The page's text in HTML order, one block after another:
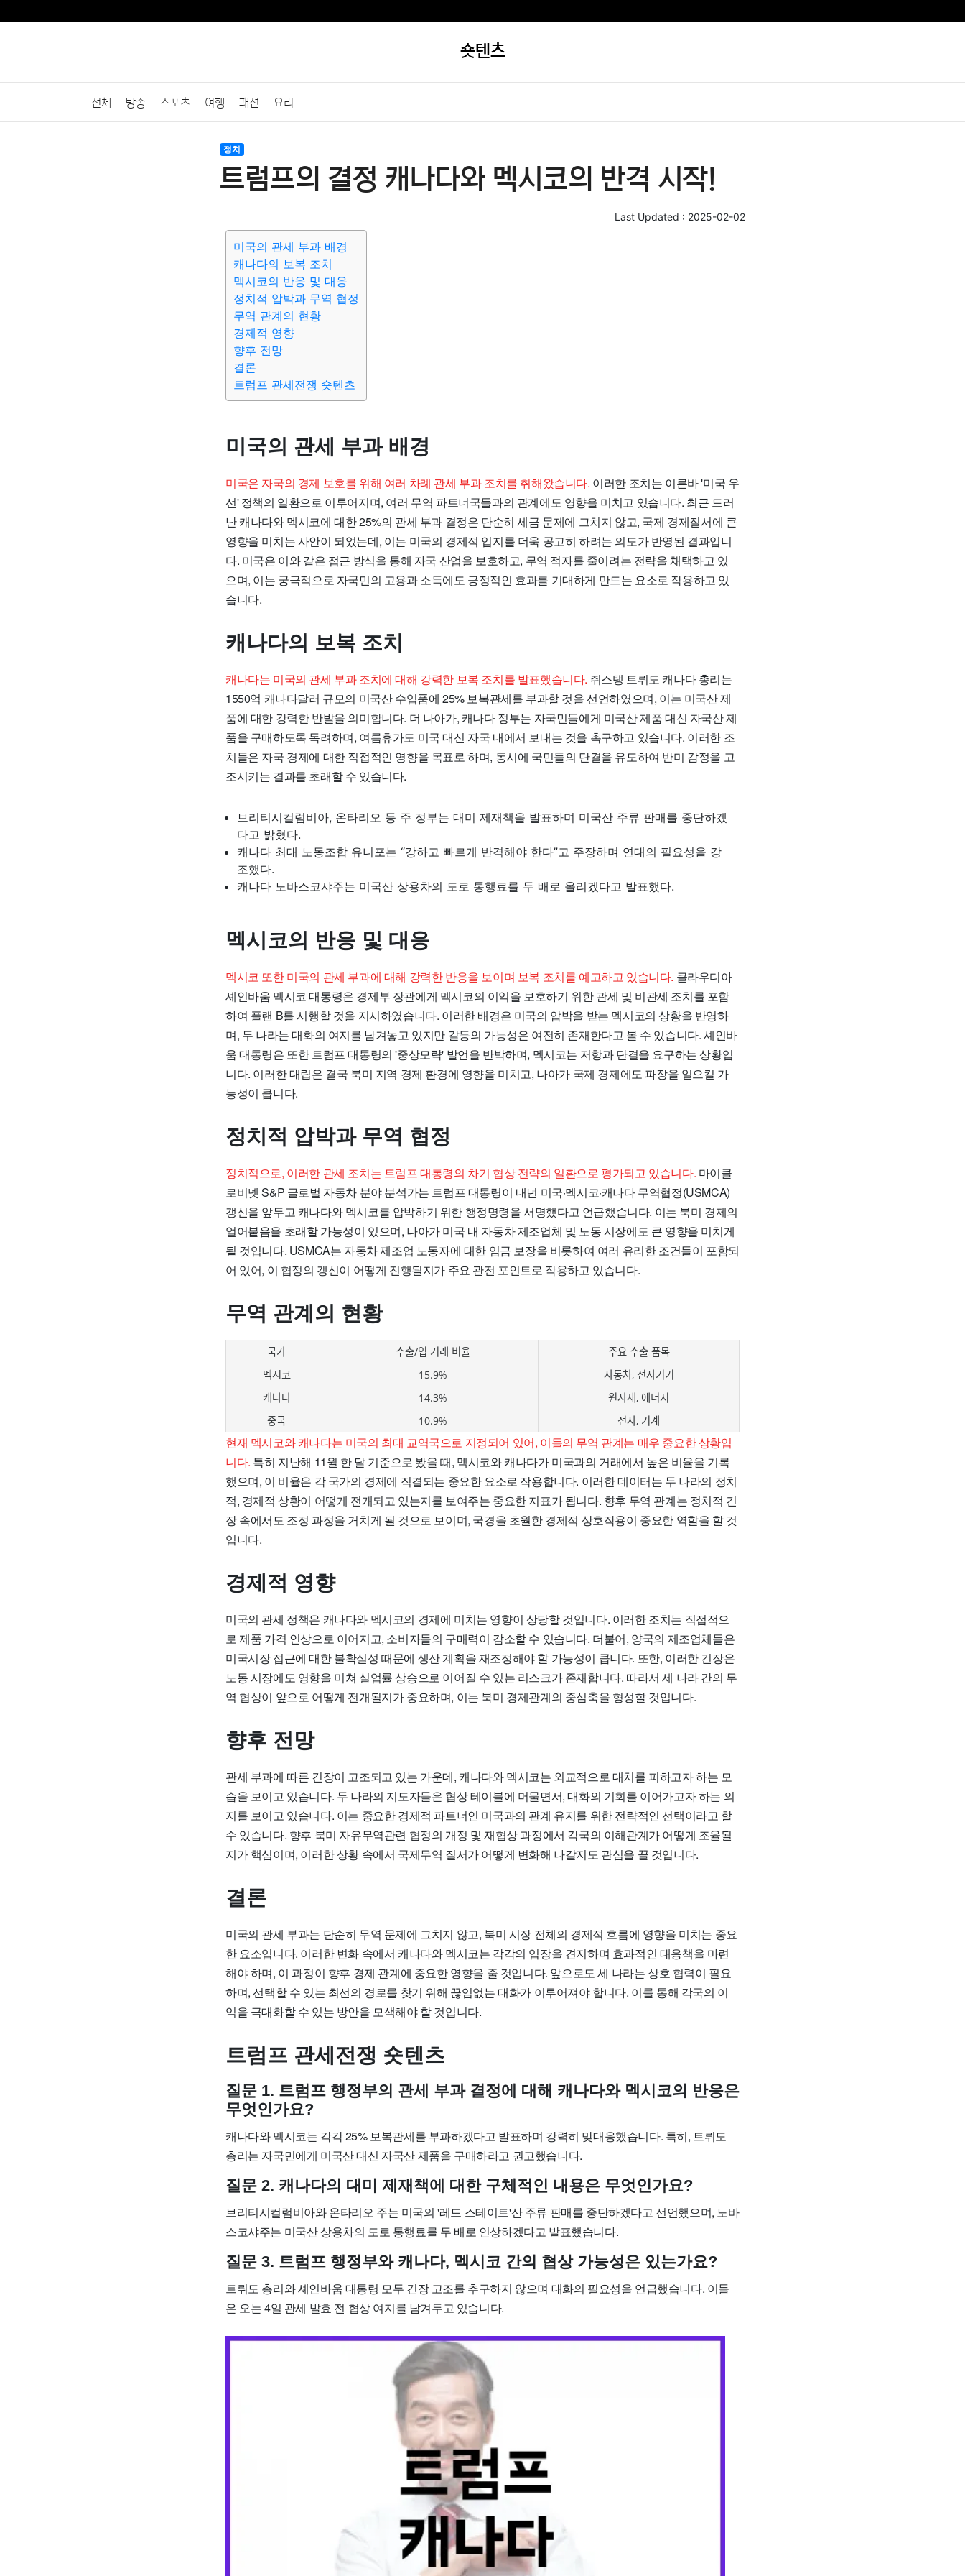
숏텐츠
전체 방송 스포츠 여행 패션 요리
정치
트럼프의 결정 캐나다와 멕시코의 반격 시작!
Last Updated : 2025-02-02
미국의 관세 부과 배경
캐나다의 보복 조치
멕시코의 반응 및 대응
정치적 압박과 무역 협정
무역 관계의 현황
경제적 영향
향후 전망
결론
트럼프 관세전쟁 숏텐츠
미국의 관세 부과 배경
미국은 자국의 경제 보호를 위해 여러 차례 관세 부과 조치를 취해왔습니다. 이러한 조치는 이른바 '미국 우
선' 정책의 일환으로 이루어지며, 여러 무역 파트너국들과의 관계에도 영향을 미치고 있습니다. 최근 드러
난 캐나다와 멕시코에 대한 25%의 관세 부과 결정은 단순히 세금 문제에 그치지 않고, 국제 경제질서에 큰
영향을 미치는 사안이 되었는데, 이는 미국의 경제적 입지를 더욱 공고히 하려는 의도가 반영된 결과입니
다. 미국은 이와 같은 접근 방식을 통해 자국 산업을 보호하고, 무역 적자를 줄이려는 전략을 채택하고 있
으며, 이는 궁극적으로 자국민의 고용과 소득에도 긍정적인 효과를 기대하게 만드는 요소로 작용하고 있
습니다.
캐나다의 보복 조치
캐나다는 미국의 관세 부과 조치에 대해 강력한 보복 조치를 발표했습니다. 쥐스탱 트뤼도 캐나다 총리는
1550억 캐나다달러 규모의 미국산 수입품에 25% 보복관세를 부과할 것을 선언하였으며, 이는 미국산 제
품에 대한 강력한 반발을 의미합니다. 더 나아가, 캐나다 정부는 자국민들에게 미국산 제품 대신 자국산 제
품을 구매하도록 독려하며, 여름휴가도 미국 대신 자국 내에서 보내는 것을 촉구하고 있습니다. 이러한 조
치들은 자국 경제에 대한 직접적인 영향을 목표로 하며, 동시에 국민들의 단결을 유도하여 반미 감정을 고
조시키는 결과를 초래할 수 있습니다.
브리티시컬럼비아, 온타리오 등 주 정부는 대미 제재책을 발표하며 미국산 주류 판매를 중단하겠
다고 밝혔다.
캐나다 최대 노동조합 유니포는 “강하고 빠르게 반격해야 한다”고 주장하며 연대의 필요성을 강
조했다.
캐나다 노바스코샤주는 미국산 상용차의 도로 통행료를 두 배로 올리겠다고 발표했다.
멕시코의 반응 및 대응
멕시코 또한 미국의 관세 부과에 대해 강력한 반응을 보이며 보복 조치를 예고하고 있습니다. 클라우디아
셰인바움 멕시코 대통령은 경제부 장관에게 멕시코의 이익을 보호하기 위한 관세 및 비관세 조치를 포함
하여 플랜 B를 시행할 것을 지시하였습니다. 이러한 배경은 미국의 압박을 받는 멕시코의 상황을 반영하
며, 두 나라는 대화의 여지를 남겨놓고 있지만 갈등의 가능성은 여전히 존재한다고 볼 수 있습니다. 셰인바
움 대통령은 또한 트럼프 대통령의 '중상모략' 발언을 반박하며, 멕시코는 저항과 단결을 요구하는 상황입
니다. 이러한 대립은 결국 북미 지역 경제 환경에 영향을 미치고, 나아가 국제 경제에도 파장을 일으킬 가
능성이 큽니다.
정치적 압박과 무역 협정
정치적으로, 이러한 관세 조치는 트럼프 대통령의 차기 협상 전략의 일환으로 평가되고 있습니다. 마이클
로비넷 S&P 글로벌 자동차 분야 분석가는 트럼프 대통령이 내년 미국·멕시코·캐나다 무역협정(USMCA)
갱신을 앞두고 캐나다와 멕시코를 압박하기 위한 행정명령을 서명했다고 언급했습니다. 이는 북미 경제의
얼어붙음을 초래할 가능성이 있으며, 나아가 미국 내 자동차 제조업체 및 노동 시장에도 큰 영향을 미치게
될 것입니다. USMCA는 자동차 제조업 노동자에 대한 임금 보장을 비롯하여 여러 유리한 조건들이 포함되
어 있어, 이 협정의 갱신이 어떻게 진행될지가 주요 관전 포인트로 작용하고 있습니다.
무역 관계의 현황
국가 수출/입 거래 비율
주요 수출 품목
멕시코
15.9%
자동차, 전자기기
캐나다
14.3%
원자재, 에너지
중국
10.9% 전자, 기계
현재 멕시코와 캐나다는 미국의 최대 교역국으로 지정되어 있어, 이들의 무역 관계는 매우 중요한 상황입
니다. 특히 지난해 11월 한 달 기준으로 봤을 때, 멕시코와 캐나다가 미국과의 거래에서 높은 비율을 기록
했으며, 이 비율은 각 국가의 경제에 직결되는 중요한 요소로 작용합니다. 이러한 데이터는 두 나라의 정치
적, 경제적 상황이 어떻게 전개되고 있는지를 보여주는 중요한 지표가 됩니다. 향후 무역 관계는 정치적 긴
장 속에서도 조정 과정을 거치게 될 것으로 보이며, 국경을 초월한 경제적 상호작용이 중요한 역할을 할 것
입니다.
경제적 영향
미국의 관세 정책은 캐나다와 멕시코의 경제에 미치는 영향이 상당할 것입니다. 이러한 조치는 직접적으
로 제품 가격 인상으로 이어지고, 소비자들의 구매력이 감소할 수 있습니다. 더불어, 양국의 제조업체들은
미국시장 접근에 대한 불확실성 때문에 생산 계획을 재조정해야 할 가능성이 큽니다. 또한, 이러한 긴장은
노동 시장에도 영향을 미쳐 실업률 상승으로 이어질 수 있는 리스크가 존재합니다. 따라서 세 나라 간의 무
역 협상이 앞으로 어떻게 전개될지가 중요하며, 이는 북미 경제관계의 중심축을 형성할 것입니다.
향후 전망
관세 부과에 따른 긴장이 고조되고 있는 가운데, 캐나다와 멕시코는 외교적으로 대치를 피하고자 하는 모
습을 보이고 있습니다. 두 나라의 지도자들은 협상 테이블에 머물면서, 대화의 기회를 이어가고자 하는 의
지를 보이고 있습니다. 이는 중요한 경제적 파트너인 미국과의 관계 유지를 위한 전략적인 선택이라고 할
수 있습니다. 향후 북미 자유무역관련 협정의 개정 및 재협상 과정에서 각국의 이해관계가 어떻게 조율될
지가 핵심이며, 이러한 상황 속에서 국제무역 질서가 어떻게 변화해 나갈지도 관심을 끌 것입니다.
결론
미국의 관세 부과는 단순히 무역 문제에 그치지 않고, 북미 시장 전체의 경제적 흐름에 영향을 미치는 중요
한 요소입니다. 이러한 변화 속에서 캐나다와 멕시코는 각각의 입장을 견지하며 효과적인 대응책을 마련
해야 하며, 이 과정이 향후 경제 관계에 중요한 영향을 줄 것입니다. 앞으로도 세 나라는 상호 협력이 필요
하며, 선택할 수 있는 최선의 경로를 찾기 위해 끊임없는 대화가 이루어져야 합니다. 이를 통해 각국의 이
익을 극대화할 수 있는 방안을 모색해야 할 것입니다.
트럼프 관세전쟁 숏텐츠
질문 1. 트럼프 행정부의 관세 부과 결정에 대해 캐나다와 멕시코의 반응은
무엇인가요?
캐나다와 멕시코는 각각 25% 보복관세를 부과하겠다고 발표하며 강력히 맞대응했습니다. 특히, 트뤼도
총리는 자국민에게 미국산 대신 자국산 제품을 구매하라고 권고했습니다.
질문 2. 캐나다의 대미 제재책에 대한 구체적인 내용은 무엇인가요?
브리티시컬럼비아와 온타리오 주는 미국의 '레드 스테이트'산 주류 판매를 중단하겠다고 선언했으며, 노바
스코샤주는 미국산 상용차의 도로 통행료를 두 배로 인상하겠다고 발표했습니다.
질문 3. 트럼프 행정부와 캐나다, 멕시코 간의 협상 가능성은 있는가요?
트뤼도 총리와 셰인바움 대통령 모두 긴장 고조를 추구하지 않으며 대화의 필요성을 언급했습니다. 이들
은 오는 4일 관세 발효 전 협상 여지를 남겨두고 있습니다.